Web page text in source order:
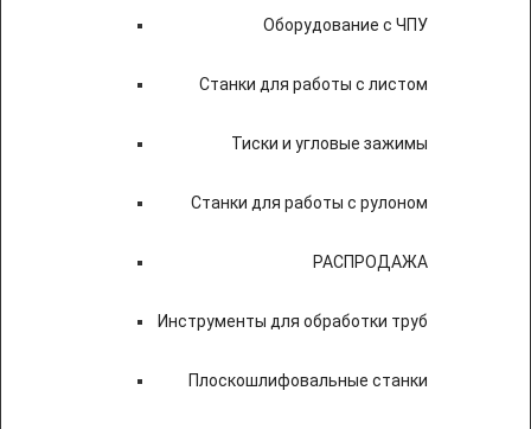
Оборудование с ЧПУ
Станки для работы с листом
Тиски и угловые зажимы
Станки для работы с рулоном
РАСПРОДАЖА
Инструменты для обработки труб
Плоскошлифовальные станки